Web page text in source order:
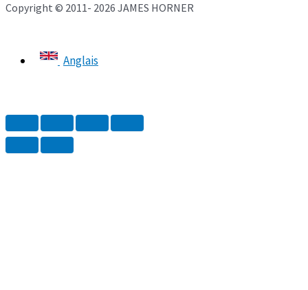
Copyright © 2011- 2026 JAMES HORNER
Anglais